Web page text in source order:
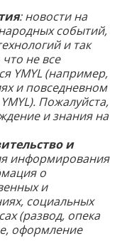
: новости на
событий,
и так
не все
YMYL (например,
и повседневном
Пожалуйста,
и знания на
и
информирования
о
и
социальных
(развод, опека
оформление